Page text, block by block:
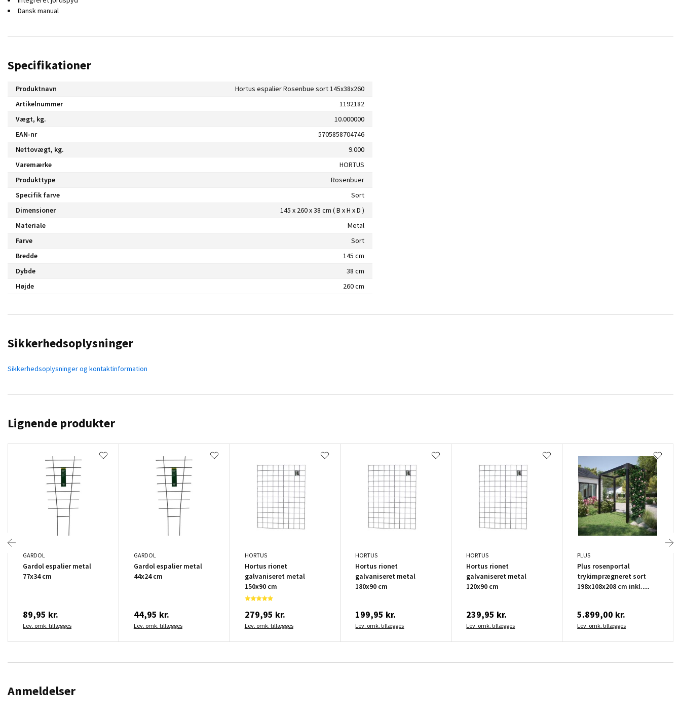
Dansk manual
Specifikationer
Produktnavn
Hortus espalier Rosenbue sort 145x38x260
Artikelnummer
1192182
Vægt, kg.
10.000000
EAN-nr
5705858704746
Nettovægt, kg.
9.000
Varemærke
HORTUS
Produkttype
Rosenbuer
Specifik farve
Sort
Dimensioner
145 x 260 x 38 cm ( B x H x D )
Materiale
Metal
Farve
Sort
Bredde
145 cm
Dybde
38 cm
Højde
260 cm
Sikkerhedsoplysninger
Sikkerhedsoplysninger og kontaktinformation
Lignende produkter
GARDOL
Gardol espalier metal
77x34 cm
89,95 kr.
Lev. omk. tillægges
GARDOL
Gardol espalier metal
44x24 cm
44,95 kr.
Lev. omk. tillægges
HORTUS
Hortus rionet
galvaniseret metal
150x90 cm
279,95 kr.
Lev. omk. tillægges
HORTUS
Hortus rionet
galvaniseret metal
180x90 cm
199,95 kr.
Lev. omk. tillægges
HORTUS
Hortus rionet
galvaniseret metal
120x90 cm
239,95 kr.
Lev. omk. tillægges
PLUS
Plus rosenportal
trykimprægneret sort
198x108x208 cm inkl.
5.899,00 kr.
Lev. omk. tillægges
Anmeldelser